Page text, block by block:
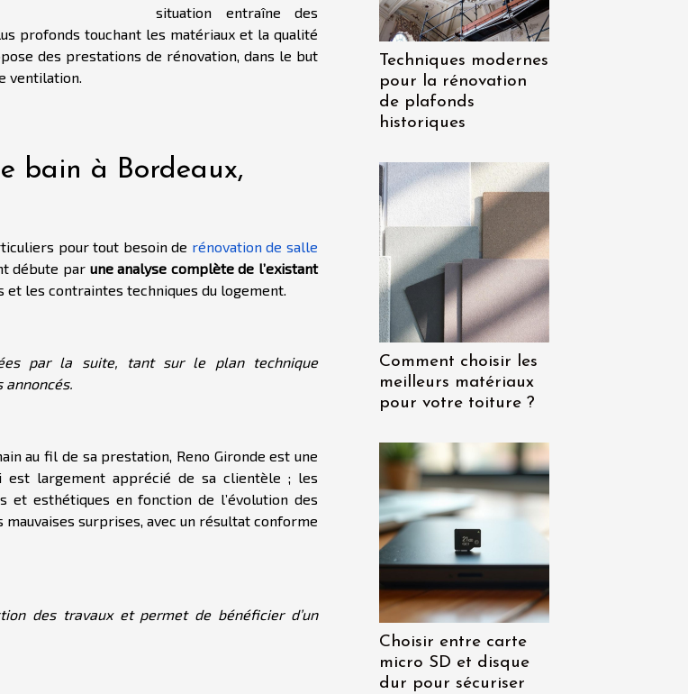
situation entraîne des
profonds touchant les matériaux et la qualité
des prestations de rénovation, dans le but
ventilation.
bain à Bordeaux,
pour tout besoin de rénovation de salle
débute par une analyse complète de l’existant
et les contraintes techniques du logement.
par la suite, tant sur le plan technique
au fil de sa prestation, Reno Gironde est une
est largement apprécié de sa clientèle ; les
et esthétiques en fonction de l’évolution des
surprises, avec un résultat conforme
des travaux et permet de bénéficier d’un
Techniques modernes
pour la rénovation
de plafonds
historiques
Comment choisir les
meilleurs matériaux
pour votre toiture ?
Choisir entre carte
micro SD et disque
dur pour sécuriser